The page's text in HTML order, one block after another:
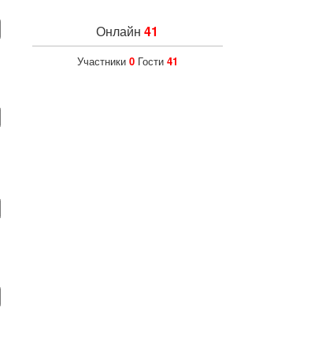
Онлайн41
Участники 0Гости 41